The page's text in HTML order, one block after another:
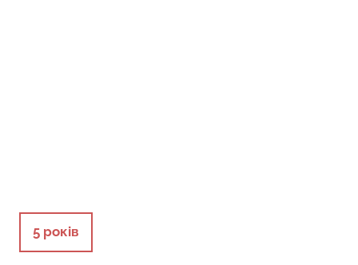
5 років